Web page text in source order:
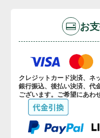
お
クレジットカード決済、ネ
銀行振込、後払い決済、代
ございます。ご希望にあわ